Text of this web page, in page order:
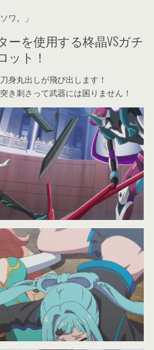
ワ。」
ーを使用する柊晶VSガチ
ット！
身丸出しが飛び出します！
き刺さって武器には困りません！